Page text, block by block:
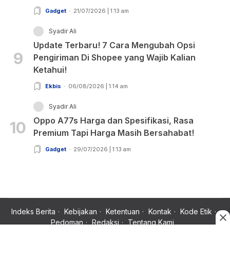
Gadget 21/07/2026 | 1:13 am
9
Syadir Ali
Update Terbaru! 7 Cara Mengubah Opsi
Pengiriman Di Shopee yang Wajib Kalian
Ketahui!
Ekbis 06/08/2026 | 1:14 am
10
Syadir Ali
Oppo A77s Harga dan Spesifikasi, Rasa
Premium Tapi Harga Masih Bersahabat!
Gadget 29/07/2026 | 1:13 am
Indeks Berita Kebijakan Ketentuan Kontak
Kode Etik
Pedoman
Redaksi Tentang Kami